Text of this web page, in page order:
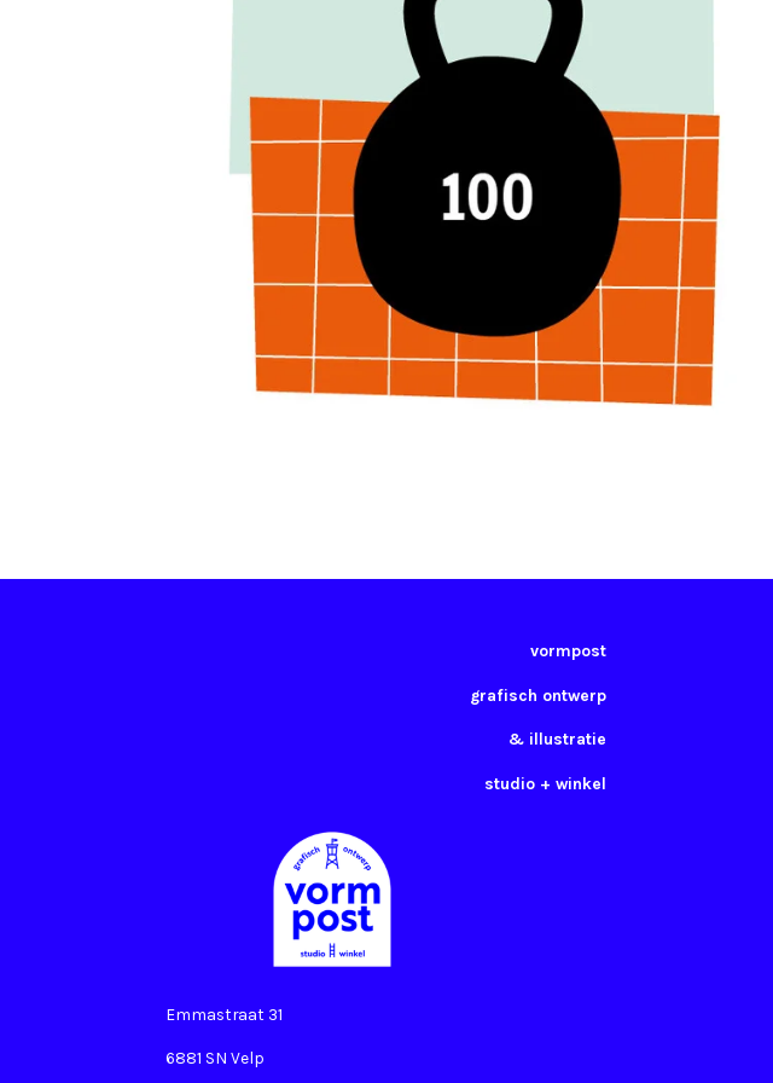
vormpost
grafisch ontwerp
& illustratie
studio + winkel
Emmastraat 31
6881 SN Velp